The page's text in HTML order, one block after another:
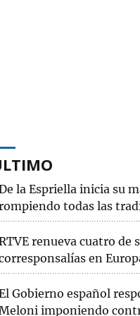
la Espriella inicia su
todas las
renueva cuatro de
en
Gobierno español
imponiendo